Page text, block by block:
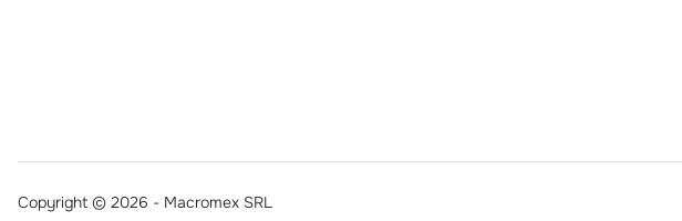
Copyright © 2026 - Macromex SRL